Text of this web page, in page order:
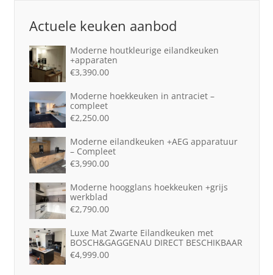
Actuele keuken aanbod
Moderne houtkleurige eilandkeuken
+apparaten
€3,390.00
Moderne hoekkeuken in antraciet –
compleet
€2,250.00
Moderne eilandkeuken +AEG apparatuur
– Compleet
€3,990.00
Moderne hoogglans hoekkeuken +grijs
werkblad
€2,790.00
Luxe Mat Zwarte Eilandkeuken met
BOSCH&GAGGENAU DIRECT BESCHIKBAAR
€4,999.00